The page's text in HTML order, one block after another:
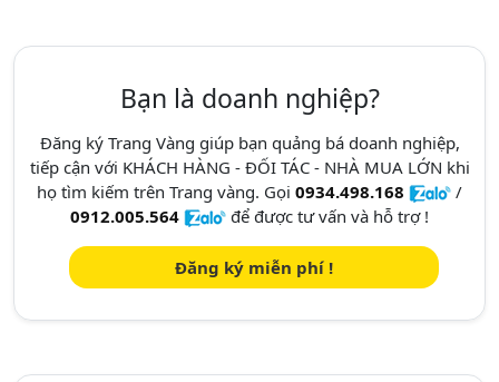
Bạn là doanh nghiệp?
Đăng ký Trang Vàng giúp bạn quảng bá doanh nghiệp,
tiếp cận với KHÁCH HÀNG - ĐỐI TÁC - NHÀ MUA LỚN khi
họ tìm kiếm trên Trang vàng. Gọi 0934.498.168
/
0912.005.564
để được tư vấn và hỗ trợ !
Đăng ký miễn phí !